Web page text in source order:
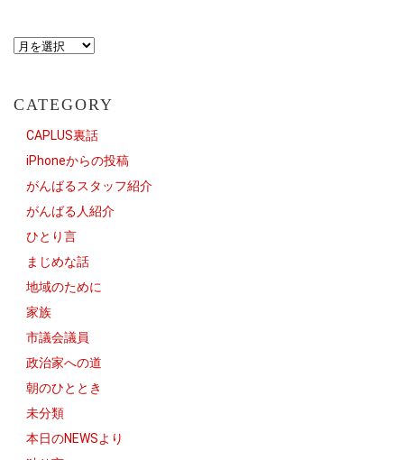
CATEGORY
CAPLUS裏話
iPhoneからの投稿
がんばるスタッフ紹介
がんばる人紹介
ひとり言
まじめな話
地域のために
家族
市議会議員
政治家への道
朝のひととき
未分類
本日のNEWSより